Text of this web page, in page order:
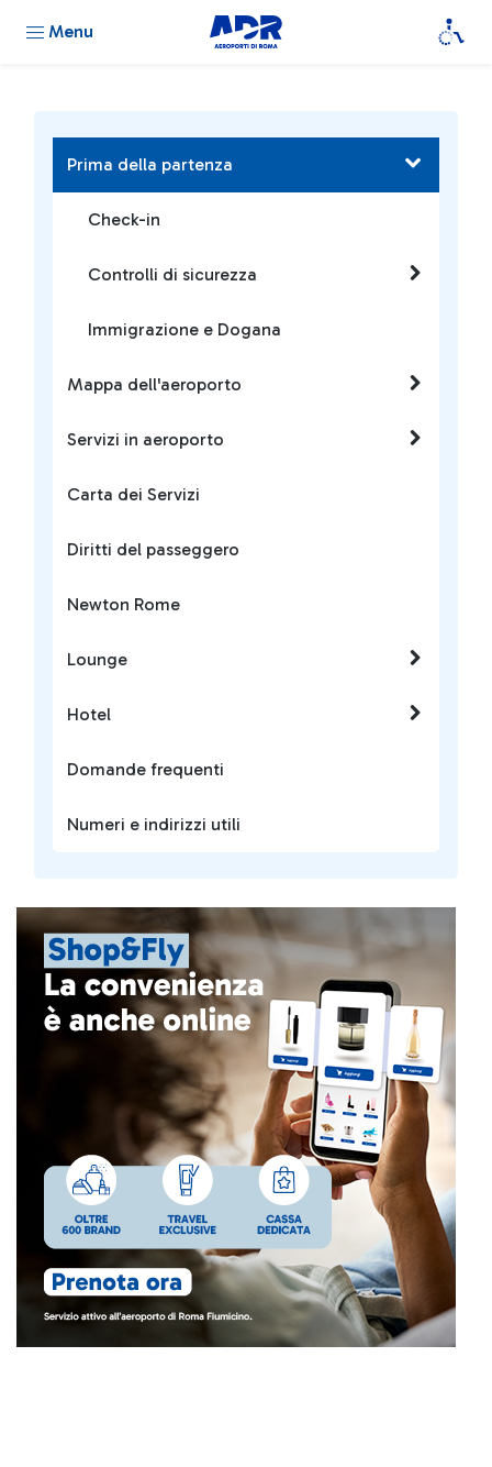
Menu
Prima della partenza
Check-in
Controlli di sicurezza
Immigrazione e Dogana
Mappa dell'aeroporto
Servizi in aeroporto
Carta dei Servizi
Diritti del passeggero
Newton Rome
Lounge
Hotel
Domande frequenti
Numeri e indirizzi utili